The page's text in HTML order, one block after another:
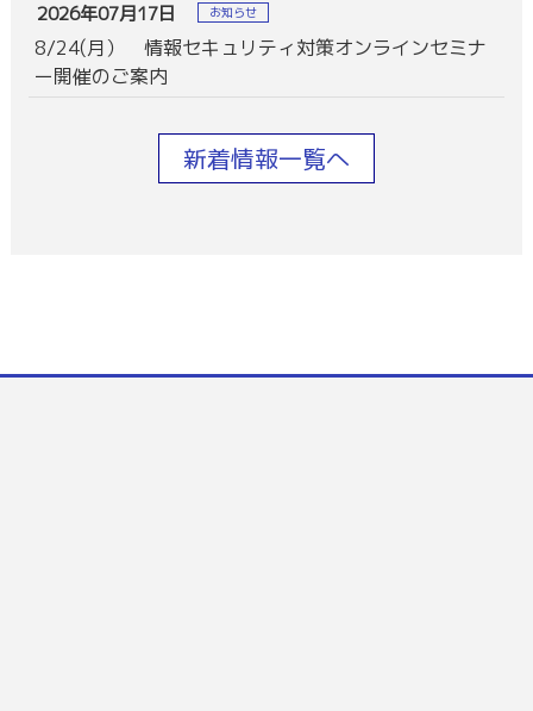
2026年07月17日 お知らせ
8/24(月） 情報セキュリティ対策オンラインセミナ
ー開催のご案内
新着情報一覧へ